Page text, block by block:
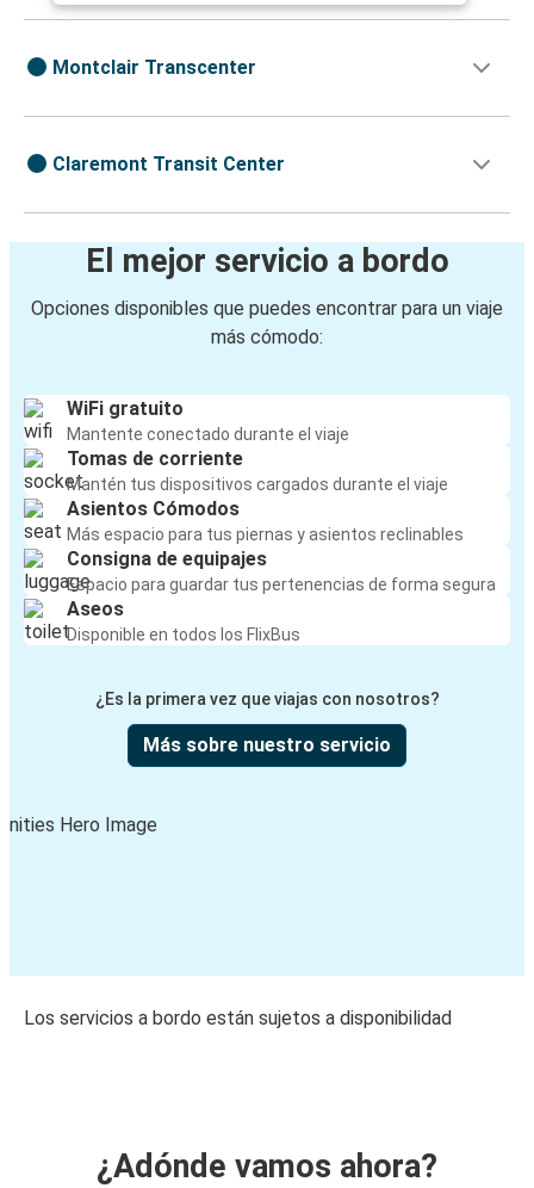
Montclair Transcenter
Claremont Transit Center
El mejor servicio a bordo
Opciones disponibles que puedes encontrar para un viaje
más cómodo:
WiFi gratuito
Mantente conectado durante el viaje
Tomas de corriente
Mantén tus dispositivos cargados durante el viaje
Asientos Cómodos
Más espacio para tus piernas y asientos reclinables
Consigna de equipajes
Espacio para guardar tus pertenencias de forma segura
Aseos
Disponible en todos los FlixBus
¿Es la primera vez que viajas con nosotros?
Más sobre nuestro servicio
Los servicios a bordo están sujetos a disponibilidad
¿Adónde vamos ahora?